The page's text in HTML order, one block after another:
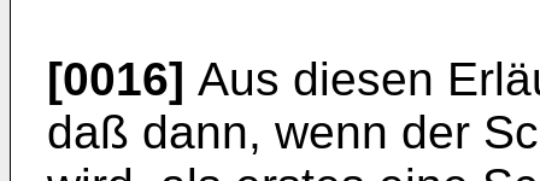
[0016] Aus diesen
daß dann, wenn der